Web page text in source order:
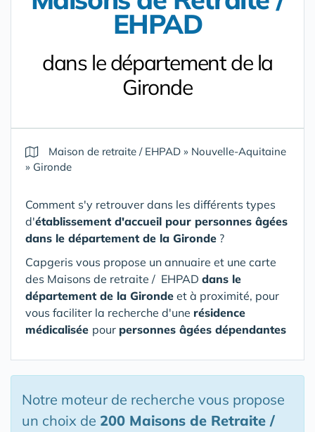
EHPAD
dans le département de la
Gironde
Maison de retraite / EHPAD » Nouvelle-Aquitaine
» Gironde
Comment s'y retrouver dans les différents types
d'établissement d'accueil pour personnes âgées
dans le département de la Gironde ?
Capgeris vous propose un annuaire et une carte
des Maisons de retraite / EHPAD dans le
département de la Gironde et à proximité, pour
vous faciliter la recherche d'une résidence
médicalisée pour personnes âgées dépendantes
Notre moteur de recherche vous propose
un choix de 200 Maisons de Retraite /